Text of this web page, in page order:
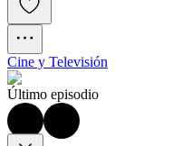
Cine y Televisión
Último episodio